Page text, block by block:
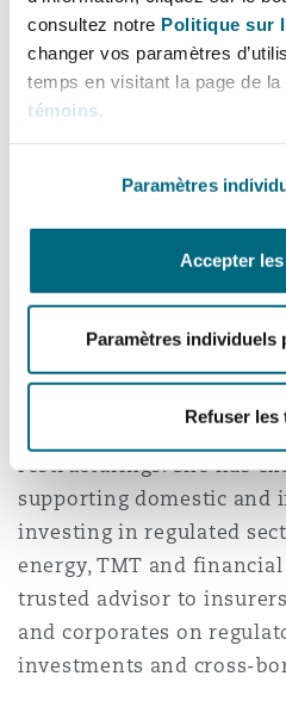
consultez notre Politique sur
changer vos paramètres
temps en visitant la page de la
témoins
Paramètres
Accepter
Paramètres individuels
Refuser les
Robert Tang
brings a
and reinsurance disputes
arbitration team to Clyde
He advises insurers,
multinational corporates
Asia, with a particular
evolving risk issues in
Samata Masageebrings a
and private M&A, joint
restructurings. She has
supporting domestic and
investing in regulated
energy, TMT and
trusted advisor to
and corporates on
investments and cross-